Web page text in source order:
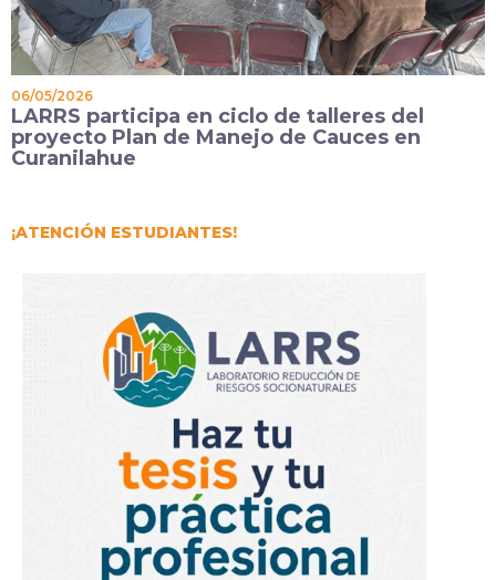
06/05/2026
LARRS participa en ciclo de talleres del
proyecto Plan de Manejo de Cauces en
Curanilahue
¡ATENCIÓN ESTUDIANTES!